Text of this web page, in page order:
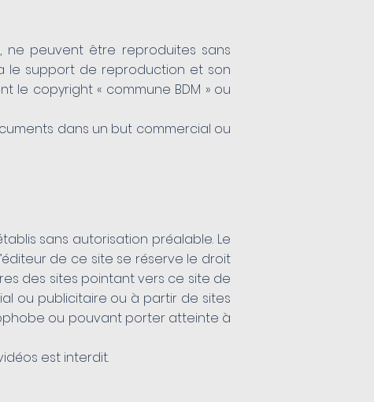
ne peuvent être reproduites sans
le support de reproduction et son
le copyright « commune BDM » ou
dans un but commercial ou
sans autorisation préalable. Le
de ce site se réserve le droit
des sites pointant vers ce site de
ou publicitaire ou à partir de sites
ou pouvant porter atteinte à
est interdit.